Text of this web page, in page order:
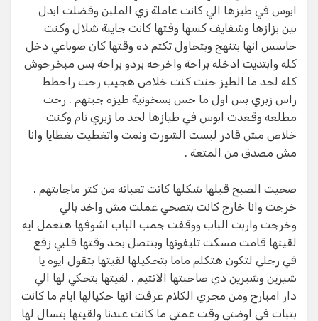
ابوس في طيزها الي كانت عاملة زي الملبن وفضلت ابدل
بين بزازها وشفايف كسها وقتها كانت جايبة شلال وكنت
حاسس انها بتنهج وبتحاول تكتم ده وقتها كان صوباعي دخل
كله وابتديت ادخله براحة واخرجه بردو براحة بس مبخرجوش
كله لحد ما الطيز حنت كنت خلاص هجيب رحت راحطط
راس زبري بس اول ما حس بسخونية طيزه جبتهم . رحت
مطلعه وقعدت ابوس في طيازها لحد ما زبري نام وكنت
خلاص مش قادر لبست الشورت ونمت واتغطيت بغطايا وانا
مش مصدق من المتعة .
صحيت الصبح قبلها شكلها كانت تعبانه من كتر ماجابتهم .
خرجت وانا خارج كانت بتصحي عملت مش واخد بالي
وخرجت واربت الباب ووقفت جمب الباب اشوفها هتعمل ايه
لقيتها قامت مسكت تليفونها وبتتصل بحد وقتها قلبي زقع
في رجلي لتكون هتكلم ماما بتحكيلها لقيتها بتقول ايوه يا
شيرين وشيرين دي صاحبتها الانتيم . لقيتها بتحكي لها الي
دار امبارح ومن مجري الكلام عرفت انها حكيالها ايام ما كانت
بتبات في اوضتي وقت عمتي ما كانت عندنا ولقيتها بتسال لها